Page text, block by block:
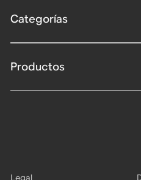
Categorías
Productos
Legal